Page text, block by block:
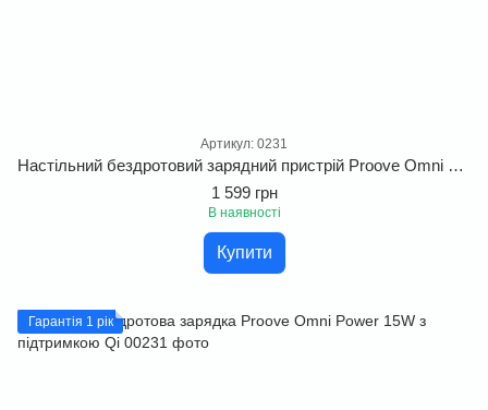
Артикул: 0231
Настільний бездротовий зарядний пристрій Proove Omni Power. Бездротова зарядна станція 3 в 1 з підтримкою швидкої зарядки Qi
1 599 грн
В наявності
Купити
Гарантія 1 рік